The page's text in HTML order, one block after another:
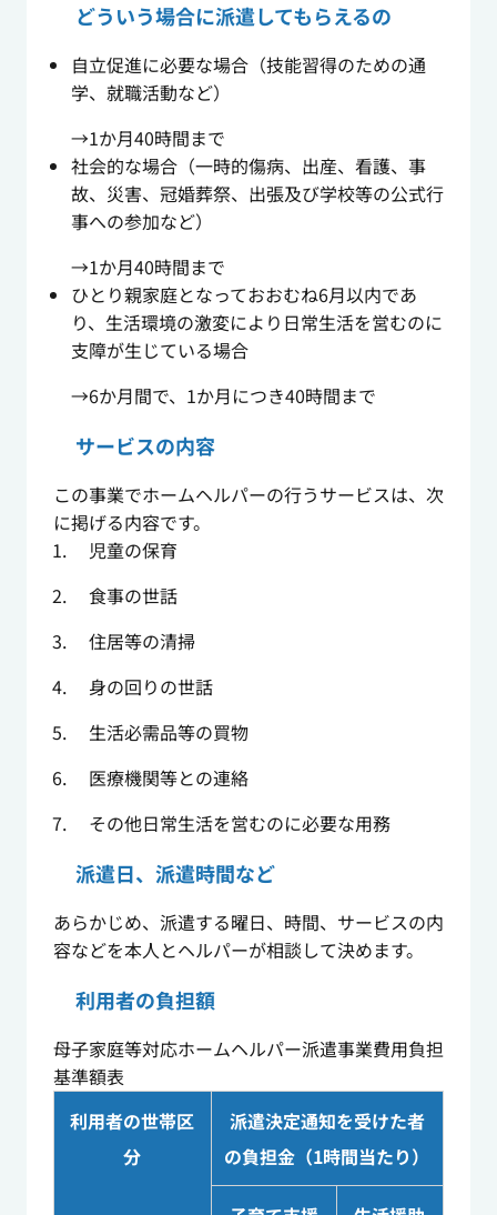
どういう場合に派遣してもらえるの
自立促進に必要な場合（技能習得のための通
学、就職活動など）
→1か月40時間まで
社会的な場合（一時的傷病、出産、看護、事
故、災害、冠婚葬祭、出張及び学校等の公式行
事への参加など）
→1か月40時間まで
ひとり親家庭となっておおむね6月以内であ
り、生活環境の激変により日常生活を営むのに
支障が生じている場合
→6か月間で、1か月につき40時間まで
サービスの内容
この事業でホームヘルパーの行うサービスは、次
に掲げる内容です。
児童の保育
食事の世話
住居等の清掃
身の回りの世話
生活必需品等の買物
医療機関等との連絡
その他日常生活を営むのに必要な用務
派遣日、派遣時間など
あらかじめ、派遣する曜日、時間、サービスの内
容などを本人とヘルパーが相談して決めます。
利用者の負担額
母子家庭等対応ホームヘルパー派遣事業費用負担
基準額表
利用者の世帯区
分
派遣決定通知を受けた者
の負担金（1時間当たり）